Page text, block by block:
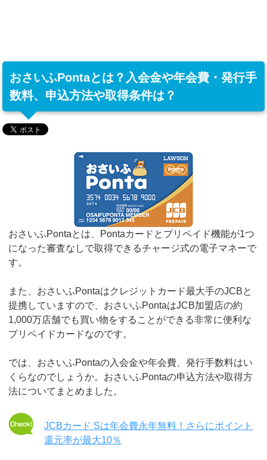
おさいふPontaとは？入会金や年会費・発行手
数料、申込方法や取得条件は？
おさいふPontaとは、Pontaカードとプリペイド機能が1つ
になった審査なしで取得できるチャージ式の電子マネーで
す。
また、おさいふPontaはクレジットカード最大手のJCBと
提携していますので、おさいふPontaはJCB加盟店の約
1,000万店舗でも買い物をすることができる非常に便利な
プリペイドカードなのです。
では、おさいふPontaの入会金や年会費、発行手数料はい
くらなのでしょうか。おさいふPontaの申込方法や取得方
法についてまとめました。
JCBカード Sは年会費永年無料！さらにポイント
還元率が最大10％